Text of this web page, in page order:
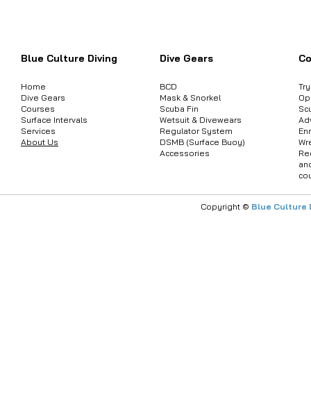
Blue Culture Diving
Home
Dive Gears
Courses
Surface Intervals
Services
About Us
Dive Gears
BCD
Mask & Snorkel
Scuba Fin
Wetsuit & Divewears
Regulator System
DSMB (Surface Buoy)
Accessories
Copyright © Blue Culture